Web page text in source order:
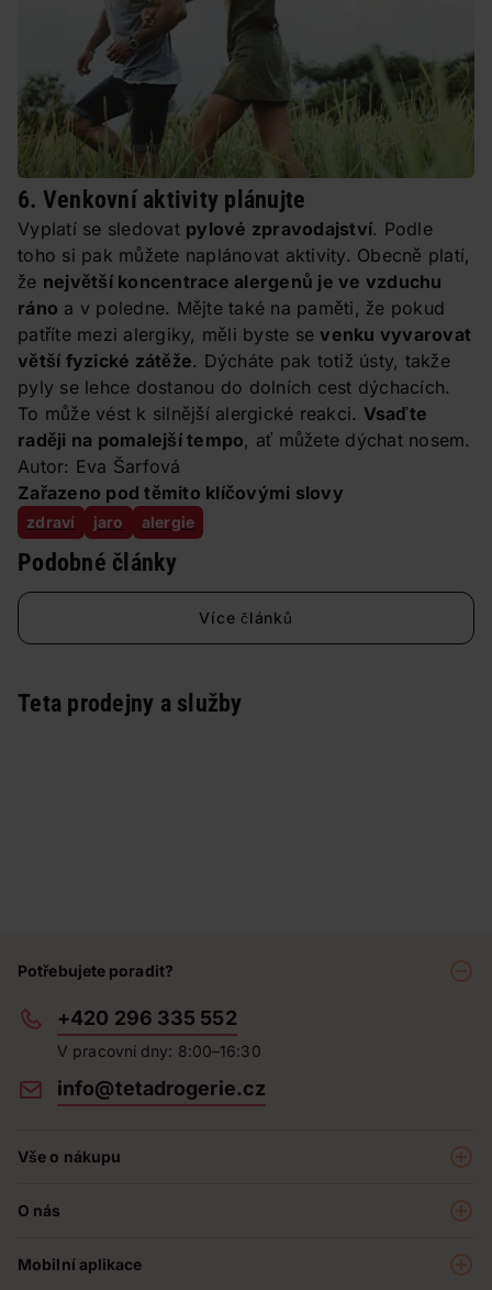
6. Venkovní aktivity plánujte
Vyplatí se sledovat pylové zpravodajství. Podle
toho si pak můžete naplánovat aktivity. Obecně platí,
že největší koncentrace alergenů je ve vzduchu
ráno a v poledne. Mějte také na paměti, že pokud
patříte mezi alergiky, měli byste sevenku vyvarovat
větší fyzické zátěže. Dýcháte pak totiž ústy, takže
pyly se lehce dostanou do dolních cest dýchacích.
To může vést k silnější alergické reakci. Vsaďte
raději na pomalejší tempo, ať můžete dýchat nosem.
Autor: Eva Šarfová
Zařazeno pod těmito klíčovými slovy
zdraví jaro alergie
Podobné články
Více článků
Teta prodejny a služby
Potřebujete poradit?
+420 296 335 552
V pracovní dny: 8:00–16:30
info@tetadrogerie.cz
Vše o nákupu
Prodejny
O nás
Mobilní aplikace